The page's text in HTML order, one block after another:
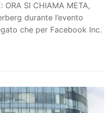
ORA SI CHIAMA META,
durante l’evento
che per Facebook Inc.